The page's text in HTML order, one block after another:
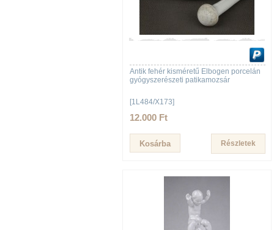
Antik fehér kisméretű Elbogen porcelán
gyógyszerészeti patikamozsár
[1L484/X173]
12.000 Ft
Részletek